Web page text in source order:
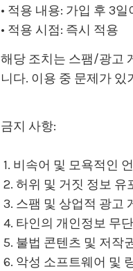
• 적용 내용: 가입 후 3
• 적용 시점: 즉시 적용
해당 조치는 스팸/광고
니다. 이용 중 문제가
금지 사항:
1. 비속어 및 모욕적인
2. 허위 및 거짓 정보 유
3. 스팸 및 상업적 광고
4. 타인의 개인정보 무
5. 불법 콘텐츠 및 저작
6. 악성 소프트웨어 및